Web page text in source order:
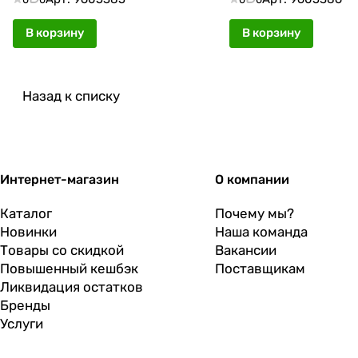
В корзину В корзину
Назад к списку
Интернет-магазин
Каталог
Новинки
Товары со скидкой
Повышенный кешбэк
Ликвидация остатков
Бренды
Услуги
О компании
Почему мы?
Наша команда
Вакансии
Поставщикам